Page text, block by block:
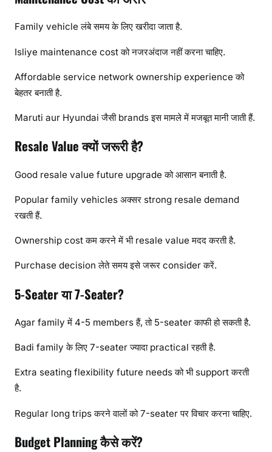
Family vehicle लंबे समय के लिए खरीदा जाता है.
Isliye maintenance cost को नजरअंदाज नहीं करना चाहिए.
Affordable service network ownership experience को
बेहतर बनाती है.
Maruti aur Hyundai जैसी brands इस मामले में मजबूत मानी जाती हैं.
Resale Value क्यों जरूरी है?
Good resale value future upgrade को आसान बनाती है.
Popular family vehicles अक्सर strong resale demand
रखती हैं.
Ownership cost कम करने में भी resale value मदद करती है.
Purchase decision लेते समय इसे जरूर consider करें.
5-Seater या 7-Seater?
Agar family में 4-5 members हैं, तो 5-seater काफी हो सकती है.
Badi family के लिए 7-seater ज्यादा practical रहती है.
Extra seating flexibility future needs को भी support करती
है.
Regular long trips करने वालों को 7-seater पर विचार करना चाहिए.
Budget Planning कैसे करें?